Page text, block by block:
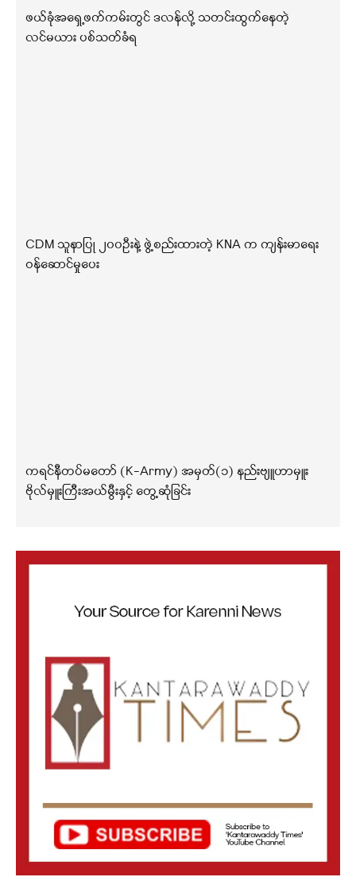
ဖယ်ခုံအရှေ့ဖက်ကမ်းတွင် ဒလန်လို့ သတင်းထွက်နေတဲ့
လင်မယား ပစ်သတ်ခံရ
CDM သူနာပြု ၂၀၀ဦးနဲ့ ဖွဲ့စည်းထားတဲ့ KNA က ကျန်းမာရေး
ဝန်ဆောင်မှုပေး
ကရင်နီတပ်မတော် (K-Army) အမှတ်(၁) နည်းဗျူဟာမှူး
ဗိုလ်မှူးကြီးအယ်မွီးနှင့် တွေ့ဆုံခြင်း